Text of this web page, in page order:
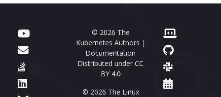
© 2026 The
Kubernetes Authors |
Documentation
Distributed under CC
BY 4.0
© 2026 The Linux